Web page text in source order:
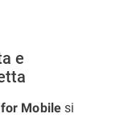
e
Mobilesi